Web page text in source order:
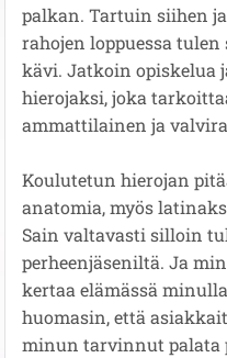
palkan. Tartuin siihen
rahojen loppuessa
kävi. Jatkoin opiskelua
hierojaksi, joka
ammattilainen ja
Koulutetun hierojan
anatomia, myös
Sain valtavasti silloin
perheenjäseniltä. Ja
kertaa elämässä
huomasin, että
minun tarvinnut palata